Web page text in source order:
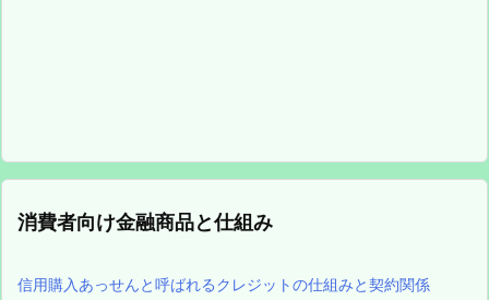
消費者向け金融商品と仕組み
信用購入あっせんと呼ばれるクレジットの仕組みと契約関係